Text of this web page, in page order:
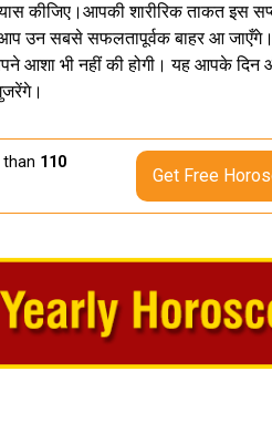
कीजिए।आपकी शारीरिक ताकत इस
उन सबसे सफलतापूर्वक बाहर आ
आशा भी नहीं की होगी। यह आपके दिन
110
Get Free